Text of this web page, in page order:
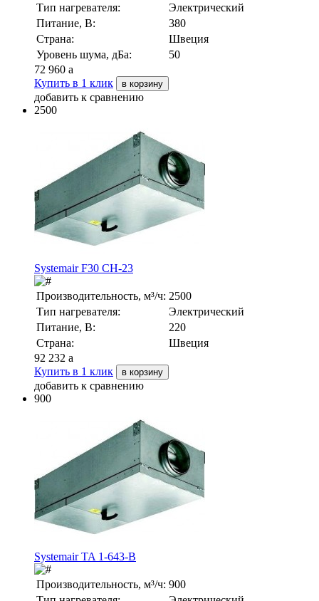
Тип нагревателя:
Электрический
Питание, В:
380
Страна:
Швеция
Уровень шума, дБа:
50
72 960 a
Купить в 1 клик
в корзину
добавить к сравнению
2500
Systemair F30 CH-23
Производительность, м³/ч: 2500
Тип нагревателя:
Электрический
Питание, В:
220
Страна:
Швеция
92 232 a
Купить в 1 клик
в корзину
добавить к сравнению
900
Systemair TA 1-643-В
Производительность, м³/ч: 900